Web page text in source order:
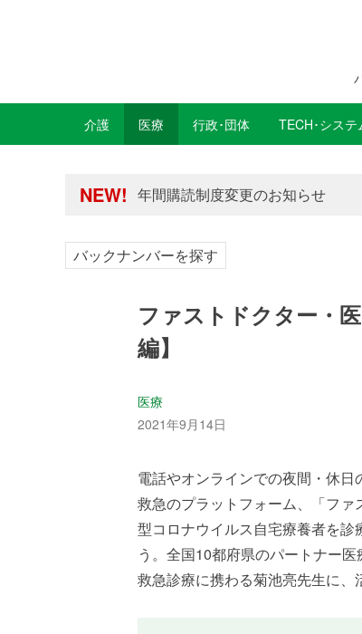
介護 医療 行政･団体 TECH･システ
NEW!
年間購読制度変更のお知らせ
年間購読制度変更のお知らせ
バックナンバーを探す
ファストドクター・
編】
医療
2021年9月14日
電話やオンラインでの夜間・休
救急のプラットフォーム、「フ
型コロナウイルス自宅療養者を
う。全国10都府県のパートナー
救急診療に携わる菊池亮先生に